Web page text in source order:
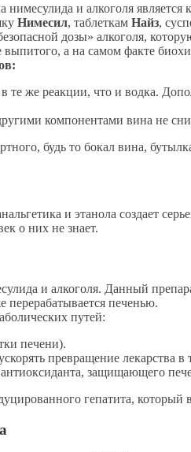
и алкоголя является
Нимесил, таблеткам Найз,
дозы» алкоголя,
а на самом факте
те же реакции, что и водка.
компонентами вина не
будь то бокал вина,
и этанола создает
о них не знает.
и алкоголя. Данный
печенью.
путей:
печени).
превращение лекарства
защищающего
гепатита,